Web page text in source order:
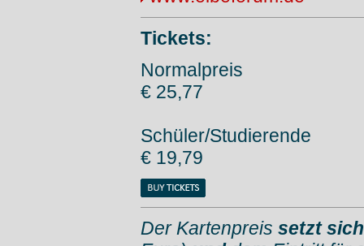
Tickets:
Normalpreis
€ 25,77
Schüler/Studierende
€ 19,79
Der Kartenpreis setzt